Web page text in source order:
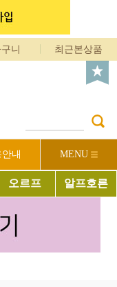
니 최근본상품
내 MENU
오르프 알프호른